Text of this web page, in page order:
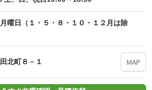
曜日（１・５・８・１０・１２月は除
北町８－１ MAP